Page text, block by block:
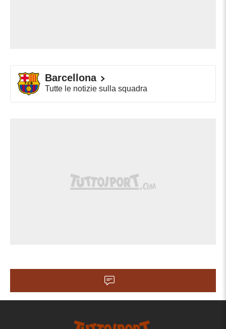
Barcellona
Tutte le notizie sulla squadra